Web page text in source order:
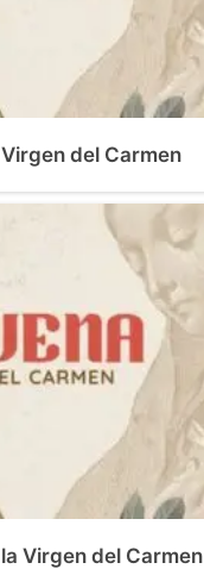
del Carmen
Virgen del Carmen